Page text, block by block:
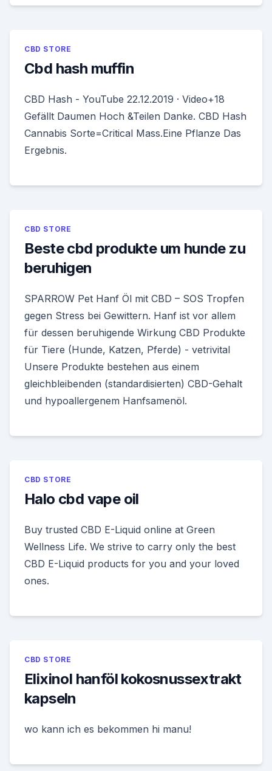
CBD STORE
Cbd hash muffin
CBD Hash - YouTube 22.12.2019 · Video+18
Gefällt Daumen Hoch &Teilen Danke. CBD Hash
Cannabis Sorte=Critical Mass.Eine Pflanze Das
Ergebnis.
CBD STORE
Beste cbd produkte um hunde zu
beruhigen
SPARROW Pet Hanf Öl mit CBD – SOS Tropfen
gegen Stress bei Gewittern. Hanf ist vor allem
für dessen beruhigende Wirkung CBD Produkte
für Tiere (Hunde, Katzen, Pferde) - vetrivital
Unsere Produkte bestehen aus einem
gleichbleibenden (standardisierten) CBD-Gehalt
und hypoallergenem Hanfsamenöl.
CBD STORE
Halo cbd vape oil
Buy trusted CBD E-Liquid online at Green
Wellness Life. We strive to carry only the best
CBD E-Liquid products for you and your loved
ones.
CBD STORE
Elixinol hanföl kokosnussextrakt
kapseln
wo kann ich es bekommen hi manu!